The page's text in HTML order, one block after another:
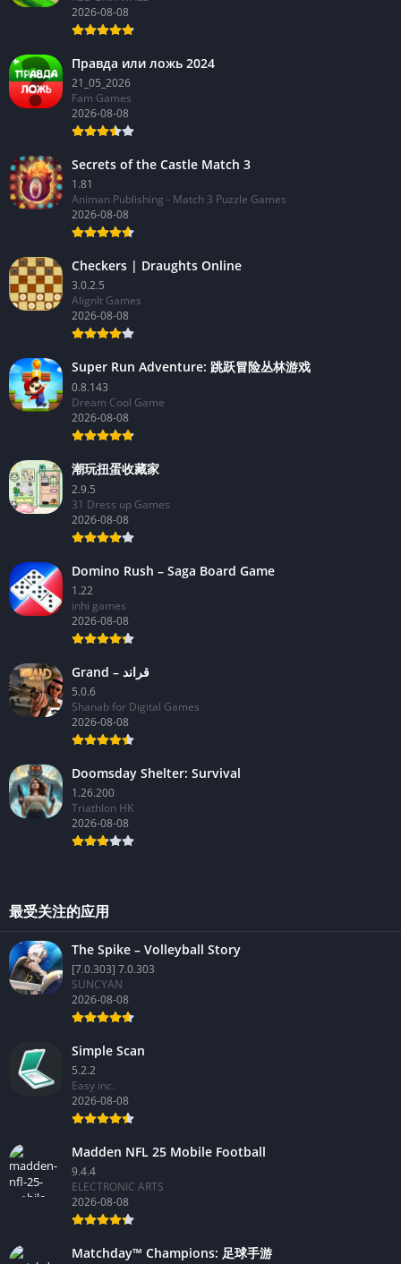
2026-08-08
Правда или ложь 2024
21_05_2026
Fam Games
2026-08-08
Secrets of the Castle Match 3
1.81
Animan Publishing - Match 3 Puzzle Games
2026-08-08
Checkers | Draughts Online
3.0.2.5
AlignIt Games
2026-08-08
Super Run Adventure: 跳跃冒险丛林游戏
0.8.143
Dream Cool Game
2026-08-08
潮玩扭蛋收藏家
2.9.5
31 Dress up Games
2026-08-08
Domino Rush – Saga Board Game
1.22
inhi games
2026-08-08
Grand – قراند
5.0.6
Shanab for Digital Games
2026-08-08
Doomsday Shelter: Survival
1.26.200
Triathlon HK
2026-08-08
最受关注的应用
The Spike – Volleyball Story
[7.0.303] 7.0.303
SUNCYAN
2026-08-08
Simple Scan
5.2.2
Easy inc.
2026-08-08
Madden NFL 25 Mobile Football
9.4.4
ELECTRONIC ARTS
2026-08-08
Matchday™ Champions: 足球手游